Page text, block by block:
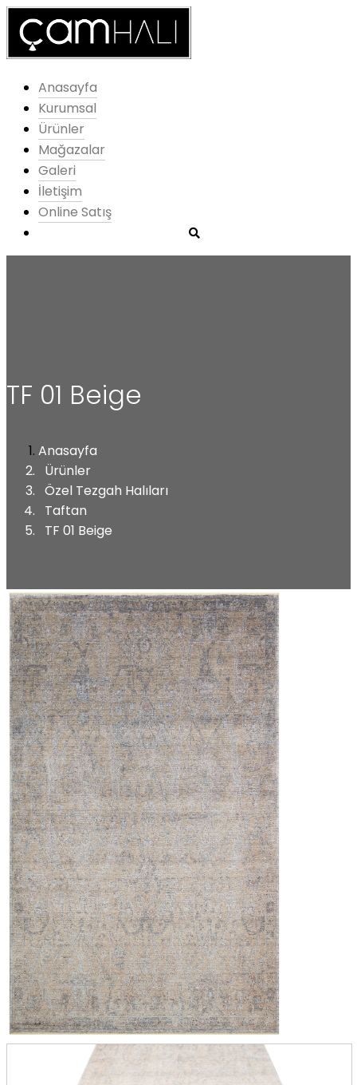
Anasayfa
Kurumsal
Ürünler
Mağazalar
Galeri
İletişim
Online Satış
TF 01 Beige
Anasayfa
Ürünler
Özel Tezgah Halıları
Taftan
TF 01 Beige